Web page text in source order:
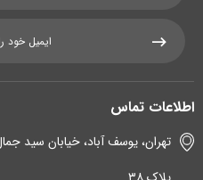
اطلاعات تماس